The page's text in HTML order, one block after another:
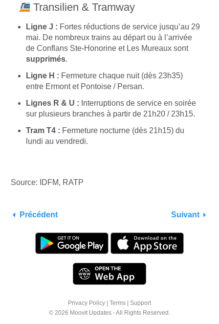
Transilien & Tramway
Ligne J : Fortes réductions de service jusqu’au 29
mai. De nombreux trains au départ ou à l’arrivée
de Conflans Ste-Honorine et Les Mureaux sont
supprimés.
Ligne H : Fermeture chaque nuit (dès 23h35)
entre Ermont et Pontoise / Persan.
Lignes R & U : Interruptions de service en soirée
sur plusieurs branches à partir de 21h20 / 23h15.
Tram T4 : Fermeture nocturne (dès 21h15) du
lundi au vendredi.
Source: IDFM, RATP
Précédent Suivant
Privacy Policy | Terms | Support
© 2026 Moovit Updates - All Rights Reserved.